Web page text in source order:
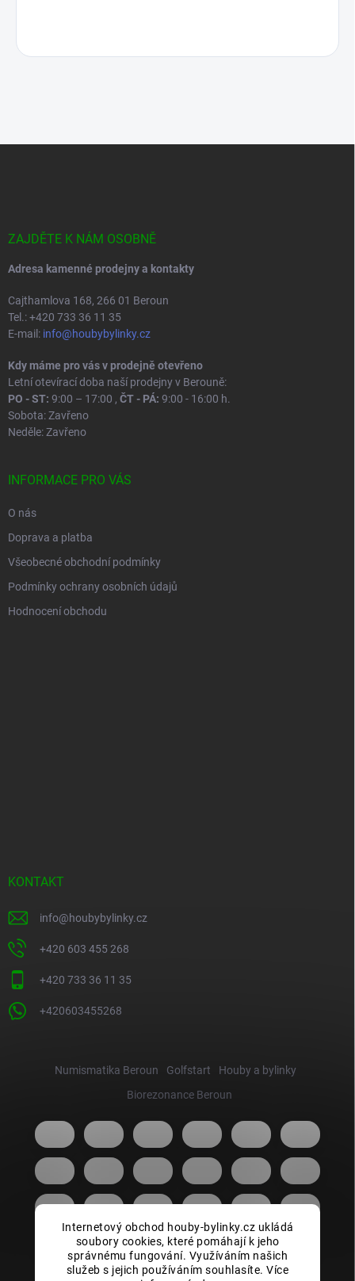
Internetový obchod houby-bylinky.cz ukládá
soubory cookies, které pomáhají k jeho
správnému fungování. Využíváním našich
služeb s jejich používáním souhlasíte. Více
ZAJDĚTE K NÁM OSOBNĚ
Adresa kamenné prodejny a kontakty
Cajthamlova 168, 266 01 Beroun
Tel.: +420 733 36 11 35
E-mail: info@houbybylinky.cz
Kdy máme pro vás v prodejně otevřeno
Letní otevírací doba naší prodejny v Berouně:
PO - ST: 9:00 – 17:00 , ČT - PÁ: 9:00 - 16:00 h.
Sobota: Zavřeno
Neděle: Zavřeno
INFORMACE PRO VÁS
O nás
Doprava a platba
Všeobecné obchodní podmínky
Podmínky ochrany osobních údajů
Hodnocení obchodu
KONTAKT
info@houbybylinky.cz
+420 603 455 268
+420 733 36 11 35
+420603455268
Numismatika Beroun Golfstart
Houby a bylinky
Biorezonance Beroun